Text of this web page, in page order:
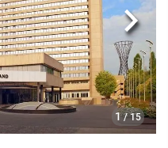
1 / 15